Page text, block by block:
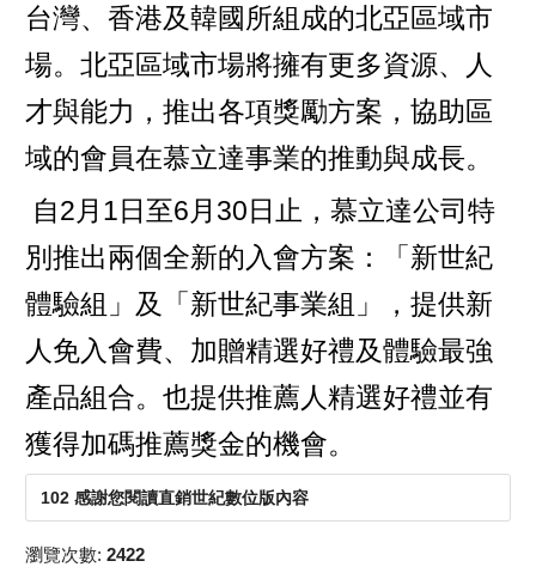
台灣、香港及韓國所組成的北亞區域市
場。北亞區域市場將擁有更多資源、人
才與能力，推出各項獎勵方案，協助區
域的會員在慕立達事業的推動與成長。
自2月1日至6月30日止，慕立達公司特
別推出兩個全新的入會方案：「新世紀
體驗組」及「新世紀事業組」，提供新
人免入會費、加贈精選好禮及體驗最強
產品組合。也提供推薦人精選好禮並有
獲得加碼推薦獎金的機會。
102 感謝您閱讀直銷世紀數位版內容
瀏覽次數: 2422